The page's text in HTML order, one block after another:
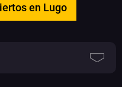
en Lugo